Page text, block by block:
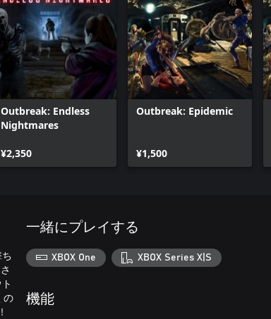
Outbreak: Endless
Nightmares
¥2,350
Outbreak: Epidemic
¥1,500
の
一緒にプレイする
XBOX One XBOX Series X|S
機能